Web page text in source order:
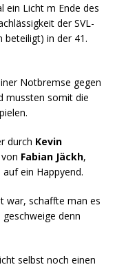
ein Licht m Ende des
der SVL-
beteiligt) in der 41.
Notbremse gegen
mussten somit die
durch Kevin
Fabian Jäckh,
ein Happyend.
war, schaffte man es
denn
selbst noch einen